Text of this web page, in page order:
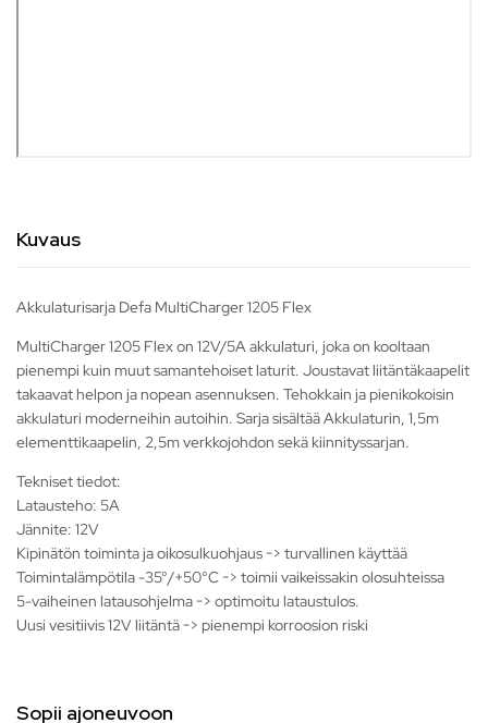
Kuvaus
Akkulaturisarja Defa MultiCharger 1205 Flex
MultiCharger 1205 Flex on 12V/5A akkulaturi, joka on kooltaan
pienempi kuin muut samantehoiset laturit. Joustavat liitäntäkaapelit
takaavat helpon ja nopean asennuksen. Tehokkain ja pienikokoisin
akkulaturi moderneihin autoihin. Sarja sisältää Akkulaturin, 1,5m
elementtikaapelin, 2,5m verkkojohdon sekä kiinnityssarjan.
Tekniset tiedot:
Latausteho: 5A
Jännite: 12V
Kipinätön toiminta ja oikosulkuohjaus -> turvallinen käyttää
Toimintalämpötila -35°/+50°C -> toimii vaikeissakin olosuhteissa
5-vaiheinen latausohjelma -> optimoitu lataustulos.
Uusi vesitiivis 12V liitäntä -> pienempi korroosion riski
Sopii ajoneuvoon